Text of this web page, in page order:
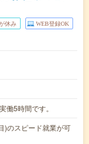
休み WEB登録OK
5時間です。
)のスピード就業が可